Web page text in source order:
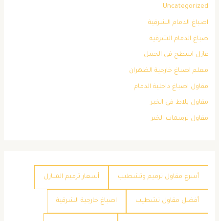
Uncategorized
اصباغ الدمام الشرقية
صباغ الدمام الشرقية
عازل اسطح في الجبيل
معلم اصباغ خارجية الظهران
مقاول اصباغ داخلية الدمام
مقاول بلاط في الخبر
مقاول ترميمات الخبر
أسرع مقاول ترميم وتشطيب أسعار ترميم المنازل
أفضل مقاول تشطيب اصباغ خارجية الشرقية